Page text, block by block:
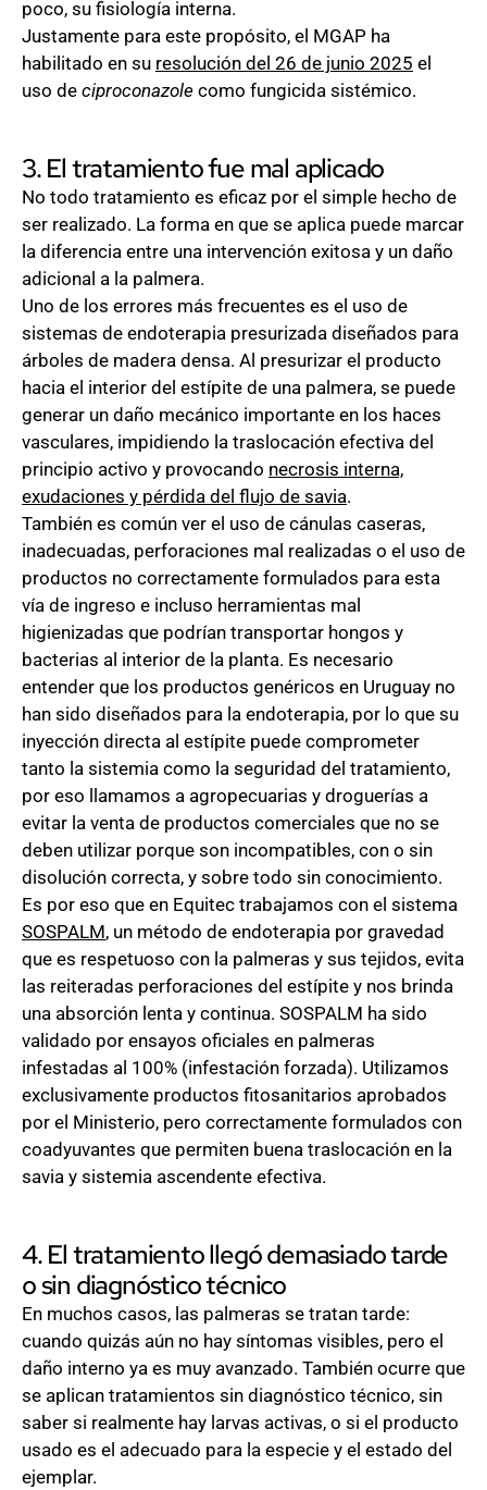
poco, su fisiología interna.
Justamente para este propósito, el MGAP ha
habilitado en su resolución del 26 de junio 2025 el
uso de ciproconazole como fungicida sistémico.
3. El tratamiento fue mal aplicado
No todo tratamiento es eficaz por el simple hecho de
ser realizado. La forma en que se aplica puede marcar
la diferencia entre una intervención exitosa y un daño
adicional a la palmera.
Uno de los errores más frecuentes es el uso de
sistemas de endoterapia presurizada diseñados para
árboles de madera densa. Al presurizar el producto
hacia el interior del estípite de una palmera, se puede
generar un daño mecánico importante en los haces
vasculares, impidiendo la traslocación efectiva del
principio activo y provocando necrosis interna,
exudaciones y pérdida del flujo de savia.
También es común ver el uso de cánulas caseras,
inadecuadas, perforaciones mal realizadas o el uso de
productos no correctamente formulados para esta
vía de ingreso e incluso herramientas mal
higienizadas que podrían transportar hongos y
bacterias al interior de la planta. Es necesario
entender que los productos genéricos en Uruguay no
han sido diseñados para la endoterapia, por lo que su
inyección directa al estípite puede comprometer
tanto la sistemia como la seguridad del tratamiento,
por eso llamamos a agropecuarias y droguerías a
evitar la venta de productos comerciales que no se
deben utilizar porque son incompatibles, con o sin
disolución correcta, y sobre todo sin conocimiento.
Es por eso que en Equitec trabajamos con el sistema
SOSPALM, un método de endoterapia por gravedad
que es respetuoso con la palmeras y sus tejidos, evita
las reiteradas perforaciones del estípite y nos brinda
una absorción lenta y continua. SOSPALM ha sido
validado por ensayos oficiales en palmeras
infestadas al 100% (infestación forzada). Utilizamos
exclusivamente productos fitosanitarios aprobados
por el Ministerio, pero correctamente formulados con
coadyuvantes que permiten buena traslocación en la
savia y sistemia ascendente efectiva.
4. El tratamiento llegó demasiado tarde
o sin diagnóstico técnico
En muchos casos, las palmeras se tratan tarde:
cuando quizás aún no hay síntomas visibles, pero el
daño interno ya es muy avanzado. También ocurre que
se aplican tratamientos sin diagnóstico técnico, sin
saber si realmente hay larvas activas, o si el producto
usado es el adecuado para la especie y el estado del
ejemplar.